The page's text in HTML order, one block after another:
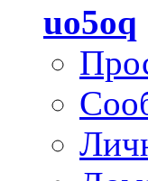
uo5oq